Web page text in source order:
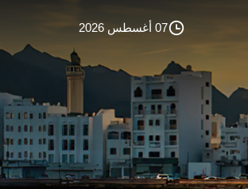
07 أغسطس 2026